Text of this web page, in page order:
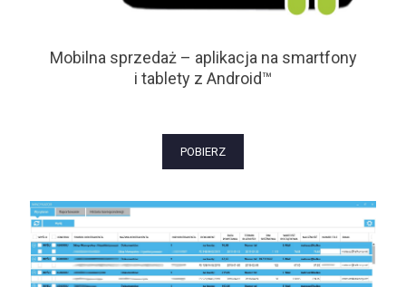
Mobilna sprzedaż – aplikacja na smartfony
i tablety z Android™
POBIERZ